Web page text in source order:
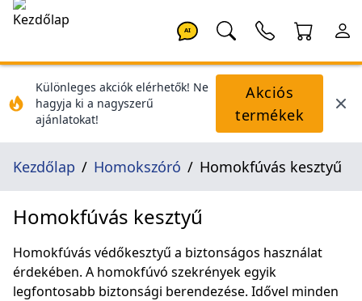
AI
Különleges akciók elérhetők! Ne
hagyja ki a nagyszerű
ajánlatokat!
Akciós
termékek
Kezdőlap Homokszóró Homokfúvás kesztyű
Homokfúvás kesztyű
Homokfúvás védőkesztyű a biztonságos használat
érdekében. A homokfúvó szekrények egyik
legfontosabb biztonsági berendezése. Idővel minden